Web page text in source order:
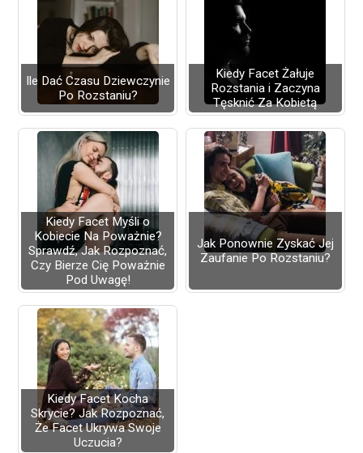
Ile Dać Czasu Dziewczynie
Po Rozstaniu?
Kiedy Facet Żałuje
Rozstania i Zaczyna
Tęsknić Za Kobietą
Kiedy Facet Myśli o
Kobiecie Na Poważnie?
Sprawdź, Jak Rozpoznać,
Czy Bierze Cię Poważnie
Pod Uwagę!
Jak Ponownie Zyskać Jej
Zaufanie Po Rozstaniu?
Kiedy Facet Kocha
Skrycie? Jak Rozpoznać,
Że Facet Ukrywa Swoje
Uczucia?